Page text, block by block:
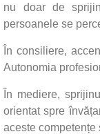
nu doar de
persoanele se
În consiliere,
Autonomia
În mediere,
orientat spre
aceste competențe